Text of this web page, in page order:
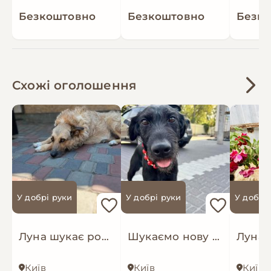
Безкоштовно Безкоштовно
Схожі оголошення
У добрі руки
Луна шукає родину
Київ
У добрі руки
Шукаємо нову родину покинутим собачкам
Київ
У добрі
Київ